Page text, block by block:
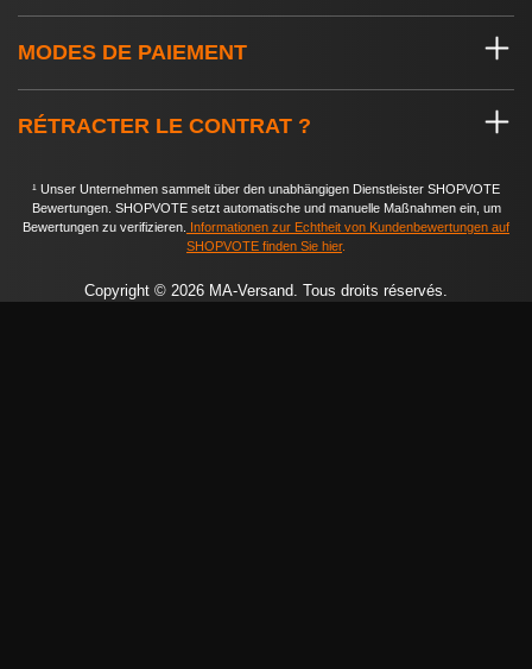
MODES DE PAIEMENT
RÉTRACTER LE CONTRAT ?
¹ Unser Unternehmen sammelt über den unabhängigen Dienstleister SHOPVOTE
Bewertungen. SHOPVOTE setzt automatische und manuelle Maßnahmen ein, um
Bewertungen zu verifizieren. Informationen zur Echtheit von Kundenbewertungen auf
SHOPVOTE finden Sie hier.
Copyright © 2026 MA-Versand. Tous droits réservés.